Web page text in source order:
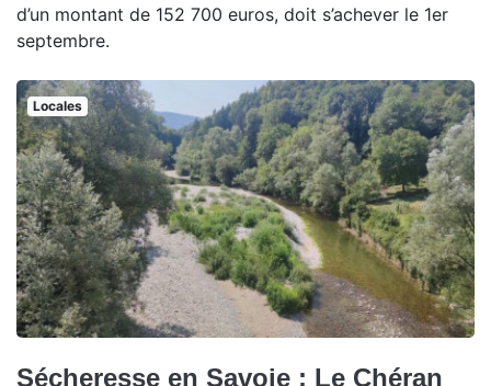
d’un montant de 152 700 euros, doit s’achever le 1er
septembre.
Locales
Sécheresse en Savoie : Le Chéran